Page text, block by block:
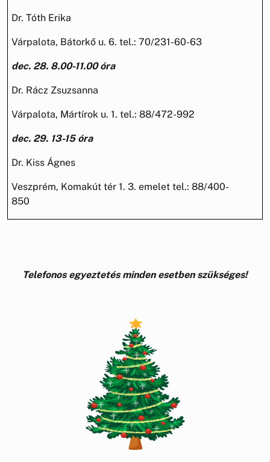
Dr. Tóth Erika
Várpalota, Bátorkő u. 6. tel.: 70/231-60-63
dec. 28. 8.00-11.00 óra
Dr. Rácz Zsuzsanna
Várpalota, Mártírok u. 1. tel.: 88/472-992
dec. 29. 13-15 óra
Dr. Kiss Ágnes
Veszprém, Komakút tér 1. 3. emelet tel.: 88/400-
850
Telefonos egyeztetés minden esetben szükséges!